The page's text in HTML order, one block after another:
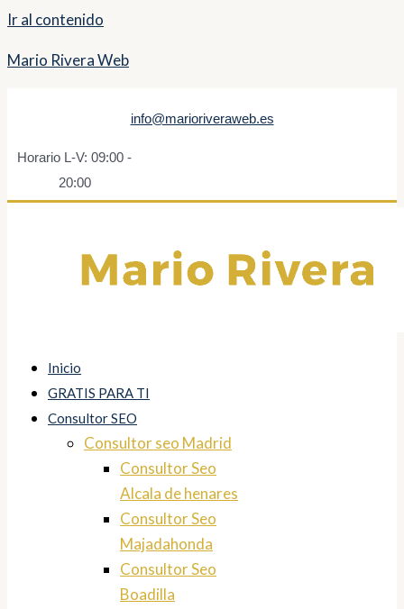
Ir al contenido
Mario Rivera Web
info@marioriveraweb.es
Horario L-V: 09:00 -
20:00
Inicio
GRATIS PARA TI
Consultor SEO
Consultor seo Madrid
Consultor Seo
Alcala de henares
Consultor Seo
Majadahonda
Consultor Seo
Boadilla